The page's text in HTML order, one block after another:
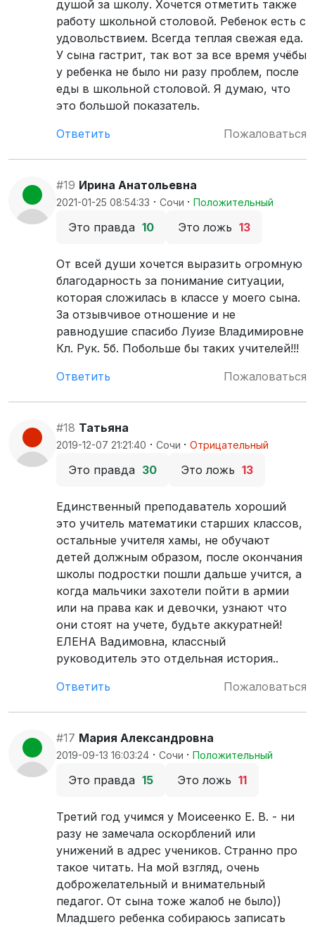
душой за школу. Хочется отметить также
работу школьной столовой. Ребенок есть с
удовольствием. Всегда теплая свежая еда.
У сына гастрит, так вот за все время учёбы
у ребенка не было ни разу проблем, после
еды в школьной столовой. Я думаю, что
это большой показатель.
Ответить
Пожаловаться
#19 Ирина Анатольевна
2021-01-25 08:54:33 · Сочи · Положительный
Это правда 10 Это ложь 13
От всей души хочется выразить огромную
благодарность за понимание ситуации,
которая сложилась в классе у моего сына.
За отзывчивое отношение и не
равнодушие спасибо Луизе Владимировне
Кл. Рук. 5б. Побольше бы таких учителей!!!
Ответить
Пожаловаться
#18 Татьяна
2019-12-07 21:21:40 · Сочи · Отрицательный
Это правда 30 Это ложь 13
Единственный преподаватель хороший
это учитель математики старших классов,
остальные учителя хамы, не обучают
детей должным образом, после окончания
школы подростки пошли дальше учится, а
когда мальчики захотели пойти в армии
или на права как и девочки, узнают что
они стоят на учете, будьте аккуратней!
ЕЛЕНА Вадимовна, классный
руководитель это отдельная история..
Ответить
Пожаловаться
#17 Мария Александровна
2019-09-13 16:03:24 · Сочи · Положительный
Это правда 15 Это ложь 11
Третий год учимся у Моисеенко Е. В. - ни
разу не замечала оскорблений или
унижений в адрес учеников. Странно про
такое читать. На мой взгляд, очень
доброжелательный и внимательный
педагог. От сына тоже жалоб не было))
Младшего ребенка собираюсь записать